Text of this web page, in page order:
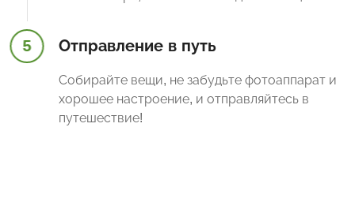
5 Отправление в путь
Собирайте вещи, не забудьте фотоаппарат и
хорошее настроение, и отправляйтесь в
путешествие!